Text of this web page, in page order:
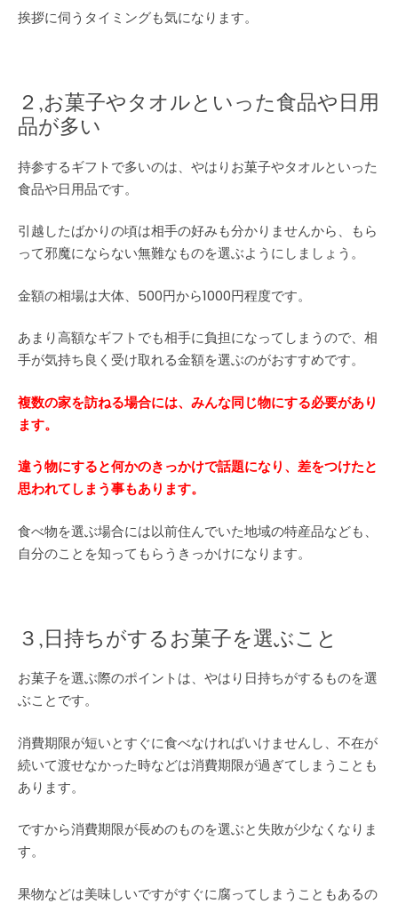
挨拶に伺うタイミングも気になります。
２,お菓子やタオルといった食品や日用
品が多い
持参するギフトで多いのは、やはりお菓子やタオルといった
食品や日用品です。
引越したばかりの頃は相手の好みも分かりませんから、もら
って邪魔にならない無難なものを選ぶようにしましょう。
金額の相場は大体、500円から1000円程度です。
あまり高額なギフトでも相手に負担になってしまうので、相
手が気持ち良く受け取れる金額を選ぶのがおすすめです。
複数の家を訪ねる場合には、みんな同じ物にする必要があり
ます。
違う物にすると何かのきっかけで話題になり、差をつけたと
思われてしまう事もあります。
食べ物を選ぶ場合には以前住んでいた地域の特産品なども、
自分のことを知ってもらうきっかけになります。
３,日持ちがするお菓子を選ぶこと
お菓子を選ぶ際のポイントは、やはり日持ちがするものを選
ぶことです。
消費期限が短いとすぐに食べなければいけませんし、不在が
続いて渡せなかった時などは消費期限が過ぎてしまうことも
あります。
ですから消費期限が長めのものを選ぶと失敗が少なくなりま
す。
果物などは美味しいですがすぐに腐ってしまうこともあるの